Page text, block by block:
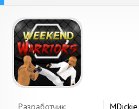
Разработчик:
MDickie